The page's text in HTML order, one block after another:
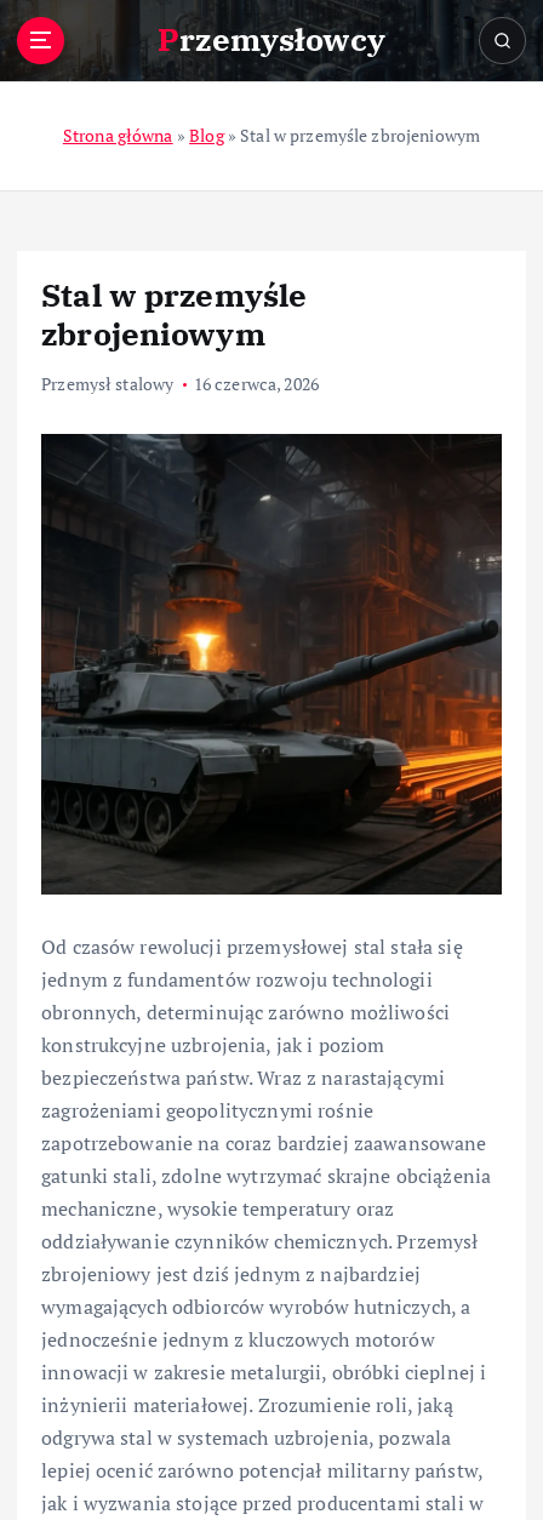
Przemysłowcy
Strona główna »Blog» Stal w przemyśle zbrojeniowym
Stal w przemyśle
zbrojeniowym
Przemysł stalowy 16 czerwca, 2026
Od czasów rewolucji przemysłowej stal stała się
jednym z fundamentów rozwoju technologii
obronnych, determinując zarówno możliwości
konstrukcyjne uzbrojenia, jak i poziom
bezpieczeństwa państw. Wraz z narastającymi
zagrożeniami geopolitycznymi rośnie
zapotrzebowanie na coraz bardziej zaawansowane
gatunki stali, zdolne wytrzymać skrajne obciążenia
mechaniczne, wysokie temperatury oraz
oddziaływanie czynników chemicznych. Przemysł
zbrojeniowy jest dziś jednym z najbardziej
wymagających odbiorców wyrobów hutniczych, a
jednocześnie jednym z kluczowych motorów
innowacji w zakresie metalurgii, obróbki cieplnej i
inżynierii materiałowej. Zrozumienie roli, jaką
odgrywa stal w systemach uzbrojenia, pozwala
lepiej ocenić zarówno potencjał militarny państw,
jak i wyzwania stojące przed producentami stali w